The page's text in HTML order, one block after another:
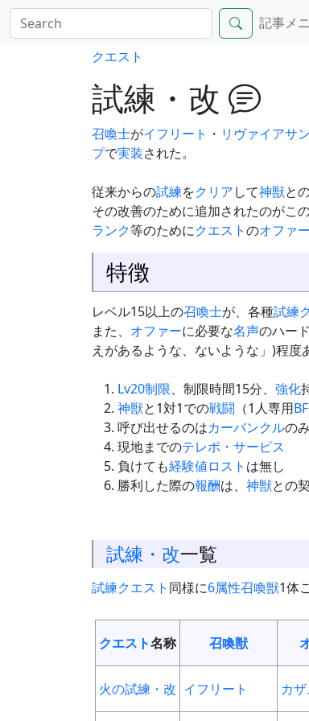
記事メ
クエスト
試練・改
召喚士がイフリート ・ リヴァイアサン
プで実装された。
従来からの試練をクリアして神獣と
その改善のために追加されたのがこ
ランク等のためにクエストのオファー
特徴
レベル15以上の召喚士が、各種試練
また、 オファーに必要な名声のハー
えがあるような、ないような」)程度
Lv20制限、制限時間15分、 強化
神獣と1対1での戦闘 （1人専用BF
呼び出せるのはカーバンクルのみ
現地までのテレポ・サービス
負けても経験値ロスト は無し
勝利した際の報酬は、 神獣との
試練・改一覧
試練クエスト 同様に6属性召喚獣1体
クエスト名称 召喚獣
火の試練・改 イフリート カ